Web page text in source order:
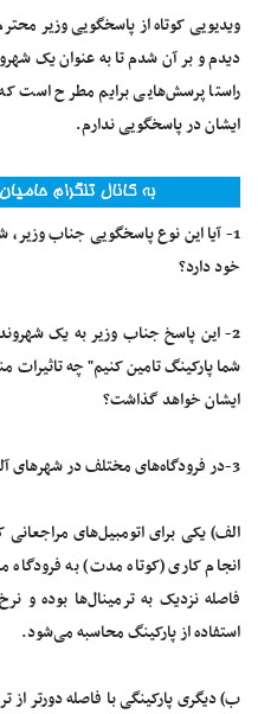
ویدیویی کوتاه از پاسخگویی وزیر
دیدم و بر آن شدم تا به عنوان یک
راستا پرسش‌هایی برایم مطرح است
ایشان در پاسخگویی ندارم.
1- آیا این نوع پاسخگویی جناب
خود دارد؟
2- این پاسخ جناب وزیر به یک
شما پارکینگ تامین کنیم" چه تاثیرات
ایشان خواهد گذاشت؟
3-در فرودگاه‌های مختلف در شهرهای آلمان دو نوع پارکینگ وجود دارد؛
الف) یکی برای اتومبیل‌های مراجعانی
انجام کاری (کوتاه مدت) به فرودگاه
فاصله نزدیک به ترمینال‌ها بوده
استفاده از پارکینگ محاسبه می‌شود.
ب) دیگری پارکینگی با فاصله دورتر از